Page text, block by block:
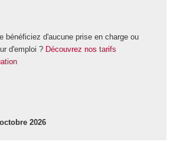
bénéficiez d'aucune prise en charge ou
d'emploi ? Découvrez nos tarifs
2026